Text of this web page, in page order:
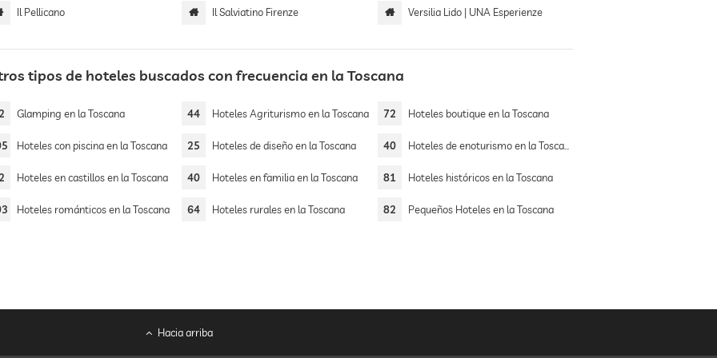
Il Pellicano Il Salviatino Firenze Versilia Lido | UNA Esperienze
tipos de hoteles buscados con frecuencia en la Toscana
Glamping en la Toscana 44 Hoteles Agriturismo en la Toscana 72 Hoteles boutique en la Toscana
Hoteles con piscina en la Toscana 25 Hoteles de diseño en la Toscana 40 Hoteles de enoturismo en la Toscana
Hoteles en castillos en la Toscana 40 Hoteles en familia en la Toscana 81 Hoteles históricos en la Toscana
Hoteles románticos en la Toscana 64 Hoteles rurales en la Toscana 82 Pequeños Hoteles en la Toscana
Hacia arriba